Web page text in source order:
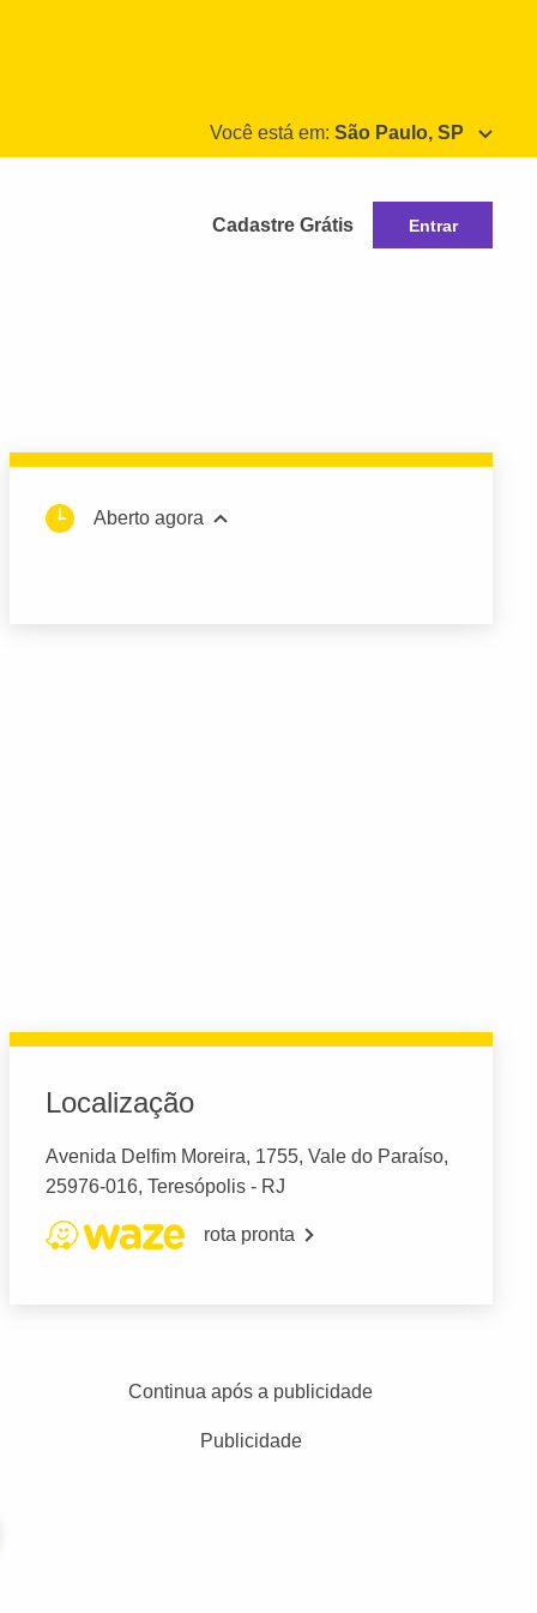
Você está em: São Paulo, SP
Cadastre Grátis Entrar
Aberto agora
Localização
Avenida Delfim Moreira, 1755, Vale do Paraíso,
25976-016, Teresópolis - RJ
rota pronta
Continua após a publicidade
Publicidade